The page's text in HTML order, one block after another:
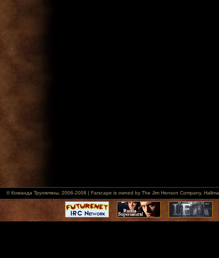
© Команда Труляляны, 2006-2008 | Farscape is owned by The Jim Henson Company,